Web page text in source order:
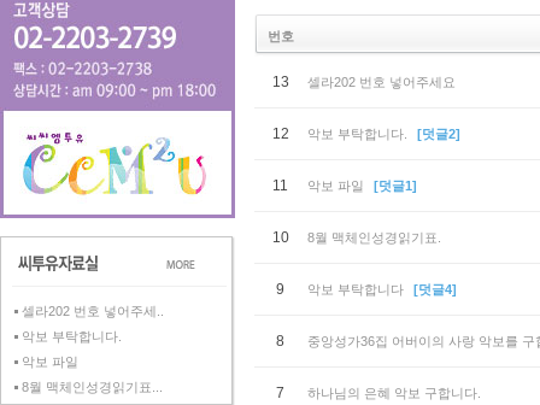
셀라202 번호 넣어주세..
악보 부탁합니다.
악보 파일
8월 맥체인성경읽기표...
번호
13 셀라202 번호 넣어주세요
12 악보 부탁합니다. [덧글2]
11 악보 파일 [덧글1]
10 8월 맥체인성경읽기표.
9 악보 부탁합니다 [덧글4]
8 중앙성가36집 어버이의 사랑 악보를 구
7 하나님의 은혜 악보 구합니다.